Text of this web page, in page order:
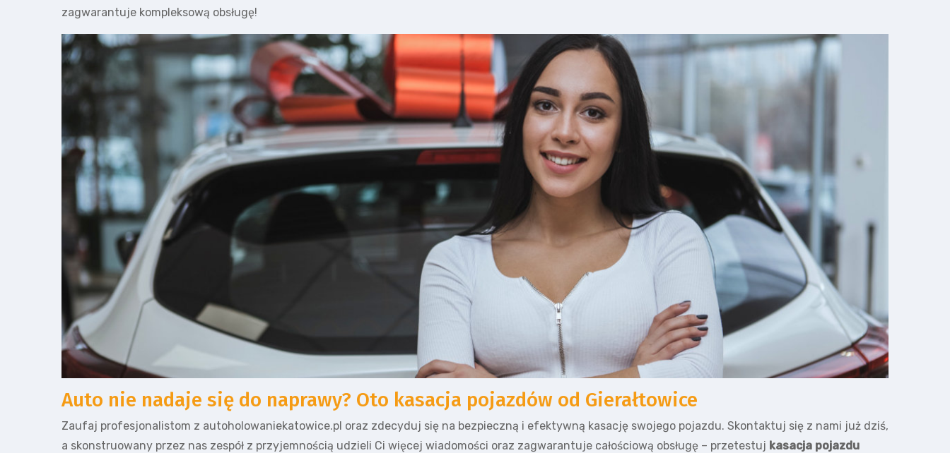
zagwarantuje kompleksową obsługę!
Auto nie nadaje się do naprawy? Oto kasacja pojazdów od Gierałtowice
Zaufaj profesjonalistom z autoholowaniekatowice.pl oraz zdecyduj się na bezpieczną i efektywną kasację swojego pojazdu. Skontaktuj się z nami już dziś,
a skonstruowany przez nas zespół z przyjemnością udzieli Ci więcej wiadomości oraz zagwarantuje całościową obsługę – przetestuj kasacja pojazdu